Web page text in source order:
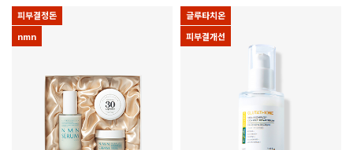
피부결정돈
nmn
글루타치온
피부결개선